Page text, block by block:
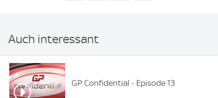
Auch interessant
GP Confidential - Episode 13